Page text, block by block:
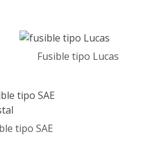
Fusible tipo Lucas
tipo SAE